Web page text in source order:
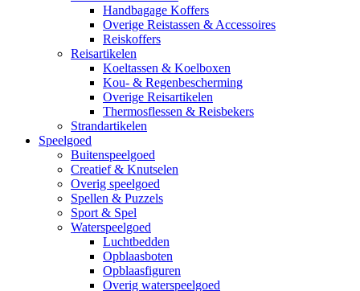
Handbagage Koffers
Overige Reistassen & Accessoires
Reiskoffers
Reisartikelen
Koeltassen & Koelboxen
Kou- & Regenbescherming
Overige Reisartikelen
Thermosflessen & Reisbekers
Strandartikelen
Speelgoed
Buitenspeelgoed
Creatief & Knutselen
Overig speelgoed
Spellen & Puzzels
Sport & Spel
Waterspeelgoed
Luchtbedden
Opblaasboten
Opblaasfiguren
Overig waterspeelgoed